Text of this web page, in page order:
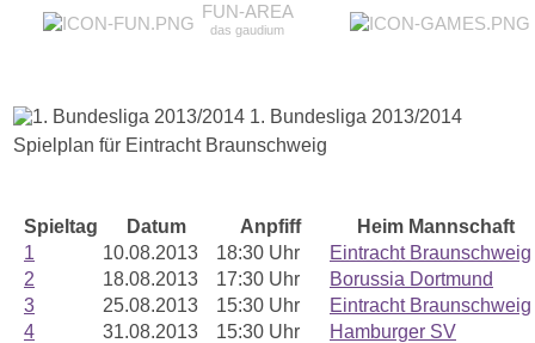
FUN-AREA
das gaudium
1. Bundesliga 2013/2014
Spielplan für Eintracht Braunschweig
Spieltag Datum Anpfiff
Heim Mannschaft
1
10.08.2013 18:30 Uhr
Eintracht Braunschweig
2
18.08.2013 17:30 Uhr
Borussia Dortmund
3
25.08.2013 15:30 Uhr
Eintracht Braunschweig
4
31.08.2013 15:30 Uhr
Hamburger SV